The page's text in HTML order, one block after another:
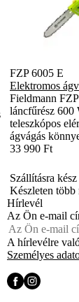
FZP 6005 E
Elektromos
Fieldmann
láncfűrész 600
teleszkópos
ágvágás
33 990 Ft
Szállításra kész
Készleten több
Hírlevél
Az Ön e-mail
A hírlevélre
Személyes